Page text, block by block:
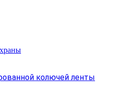
колючей ленты